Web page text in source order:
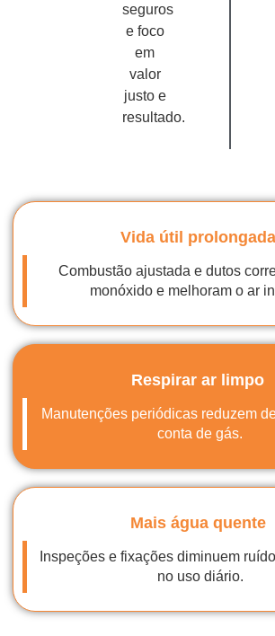
seguros
e foco
em
valor
justo e
resultado.
Vida útil prolongada
Combustão ajustada e dutos
monóxido e melhoram o ar
Respirar ar limpo
Manutenções periódicas reduzem
conta de gás.
Mais água quente
Inspeções e fixações diminuem
no uso diário.